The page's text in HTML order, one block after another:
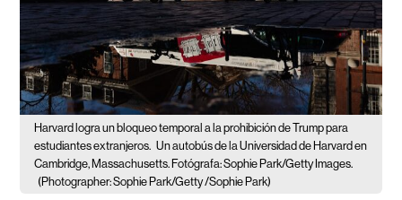
Harvard logra un bloqueo temporal a la prohibición de Trump para
estudiantes extranjeros. Un autobús de la Universidad de Harvard en
Cambridge, Massachusetts. Fotógrafa: Sophie Park/Getty Images.
(Photographer: Sophie Park/Getty /Sophie Park)